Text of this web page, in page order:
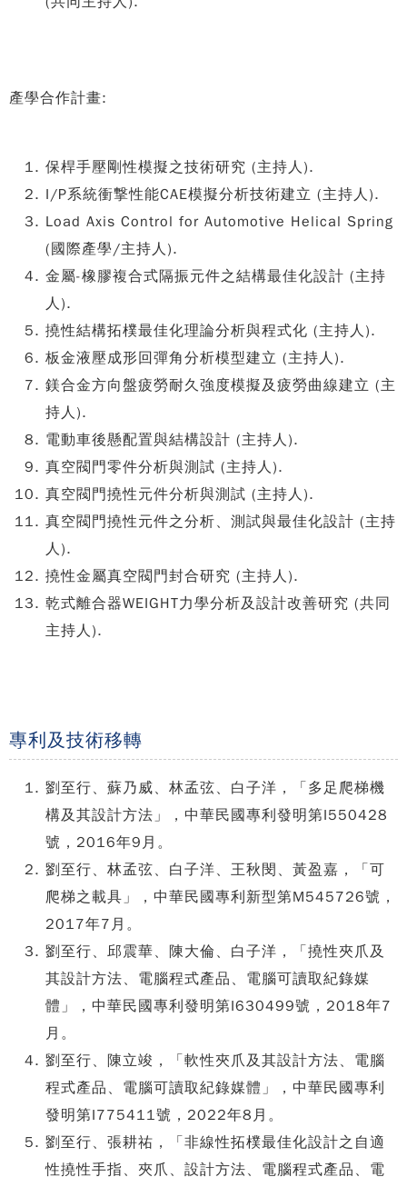
產學合作計畫:
保桿手壓剛性模擬之技術研究 (主持人).
I/P系統衝撃性能CAE模擬分析技術建立 (主持人).
Load Axis Control for Automotive Helical Spring
(國際產學/主持人).
金屬-橡膠複合式隔振元件之結構最佳化設計 (主持
人).
撓性結構拓樸最佳化理論分析與程式化 (主持人).
板金液壓成形回彈角分析模型建立 (主持人).
鎂合金方向盤疲勞耐久強度模擬及疲勞曲線建立 (主
持人).
電動車後懸配置與結構設計 (主持人).
真空閥門零件分析與測試 (主持人).
真空閥門撓性元件分析與測試 (主持人).
真空閥門撓性元件之分析、測試與最佳化設計 (主持
人).
撓性金屬真空閥門封合研究 (主持人).
乾式離合器WEIGHT力學分析及設計改善研究 (共同
主持人).
專利及技術移轉
劉至行、蘇乃威、林孟弦、白子洋，「多足爬梯機
構及其設計方法」，中華民國專利發明第I550428
號，2016年9月。
劉至行、林孟弦、白子洋、王秋閔、黃盈嘉，「可
爬梯之載具」，中華民國專利新型第M545726號，
2017年7月。
劉至行、邱震華、陳大倫、白子洋，「撓性夾爪及
其設計方法、電腦程式產品、電腦可讀取紀錄媒
體」，中華民國專利發明第I630499號，2018年7
月。
劉至行、陳立竣，「軟性夾爪及其設計方法、電腦
程式產品、電腦可讀取紀錄媒體」，中華民國專利
發明第I775411號，2022年8月。
劉至行、張耕祐，「非線性拓樸最佳化設計之自適
性撓性手指、夾爪、設計方法、電腦程式產品、電